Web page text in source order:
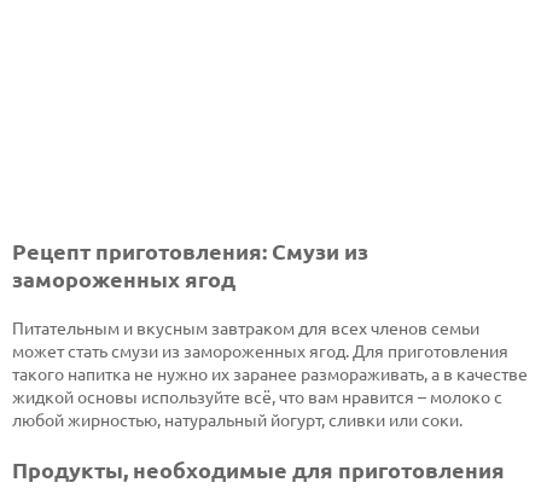
Рецепт приготовления: Смузи из
замороженных ягод
Питательным и вкусным завтраком для всех членов семьи
может стать смузи из замороженных ягод. Для приготовления
такого напитка не нужно их заранее размораживать, а в качестве
жидкой основы используйте всё, что вам нравится – молоко с
любой жирностью, натуральный йогурт, сливки или соки.
Продукты, необходимые для приготовления